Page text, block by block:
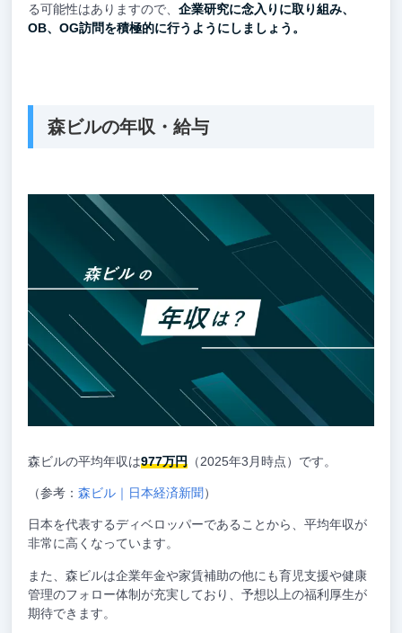
る可能性はありますので、 企業研究に念入りに取り組み、
OB、OG訪問を積極的に行うようにしましょう。
森ビルの年収・給与
森ビルの平均年収は977万円（2025年3月時点）です。
（参考： 森ビル｜日本経済新聞）
日本を代表するディベロッパーであることから、平均年収が
非常に高くなっています。
また、森ビルは企業年金や家賃補助の他にも育児支援や健康
管理のフォロー体制が充実しており、予想以上の福利厚生が
期待できます。